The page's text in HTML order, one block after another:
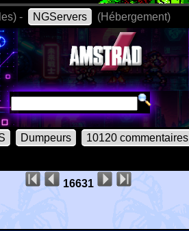
- NGServers (Hébergement)
Dumpeurs 10120 commentaires
16631